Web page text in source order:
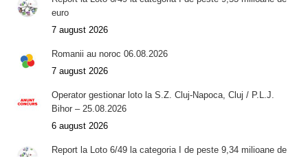
euro
7 august 2026
Romanii au noroc 06.08.2026
7 august 2026
Operator gestionar loto la S.Z. Cluj-Napoca, Cluj / P.L.J.
Bihor – 25.08.2026
6 august 2026
Report la Loto 6/49 la categoria I de peste 9,34 milioane de